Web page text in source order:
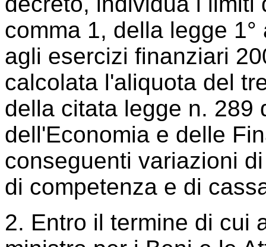
comma 1, della legge
agli esercizi finanziari
calcolata l'aliquota del
della citata legge n. 289
dell'Economia e delle
conseguenti variazioni
di competenza e di
2. Entro il termine di cui